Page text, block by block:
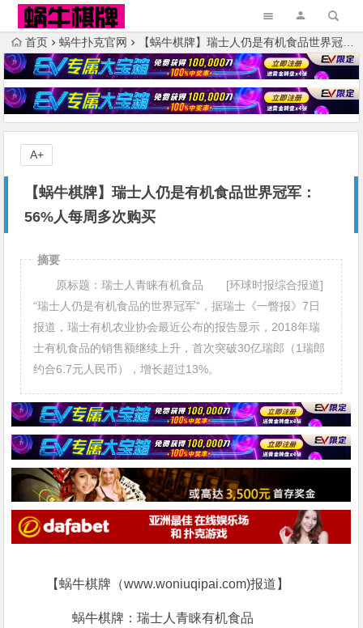
首页 蜗牛扑克官网 【蜗牛棋牌】瑞士人仍是有机食品世界冠军：56%人每周多次购买
【蜗牛棋牌】瑞士人仍是有机食品世界冠军：
56%人每周多次购买
A+
摘要
原标题：瑞士人青睐有机食品 [环球时报综合报道]
“瑞士人仍是有机食品的世界冠军”，据瑞士《一瞥报》7日
报道，瑞士有机农业协会最近公布的报告显示，2018年瑞
士有机食品的销售额继续上升，首次突破30亿瑞郎（1瑞郎
约合6.7元人民币），增长超过13%。
【蜗牛棋牌（www.woniuqipai.com)报道】
蜗牛棋牌：瑞士人青睐有机食品